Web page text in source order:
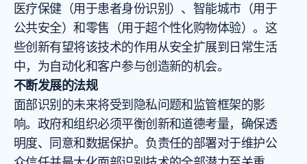
医疗保健（用于患者身份识别）、智能城市（用于
公共安全）和零售（用于超个性化购物体验）。这
些创新有望将该技术的作用从安全扩展到日常生活
中，为自动化和客户参与创造新的机会。
不断发展的法规
面部识别的未来将受到隐私问题和监管框架的影
响。政府和组织必须平衡创新和道德考量，确保透
明度、同意和数据保护。负责任的部署对于维护公